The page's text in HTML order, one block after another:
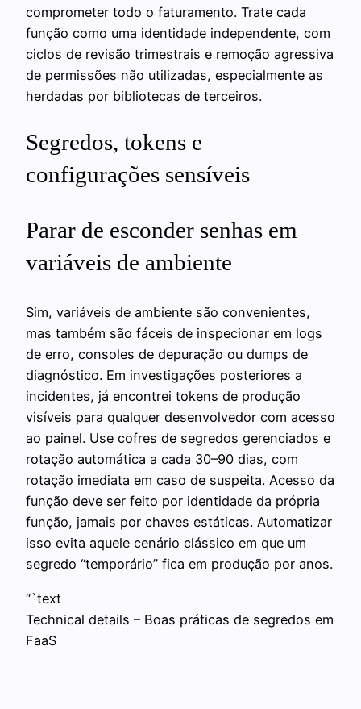
comprometer todo o faturamento. Trate cada
função como uma identidade independente, com
ciclos de revisão trimestrais e remoção agressiva
de permissões não utilizadas, especialmente as
herdadas por bibliotecas de terceiros.
Segredos, tokens e
configurações sensíveis
Parar de esconder senhas em
variáveis de ambiente
Sim, variáveis de ambiente são convenientes,
mas também são fáceis de inspecionar em logs
de erro, consoles de depuração ou dumps de
diagnóstico. Em investigações posteriores a
incidentes, já encontrei tokens de produção
visíveis para qualquer desenvolvedor com acesso
ao painel. Use cofres de segredos gerenciados e
rotação automática a cada 30–90 dias, com
rotação imediata em caso de suspeita. Acesso da
função deve ser feito por identidade da própria
função, jamais por chaves estáticas. Automatizar
isso evita aquele cenário clássico em que um
segredo “temporário” fica em produção por anos.
“`text
Technical details – Boas práticas de segredos em
FaaS